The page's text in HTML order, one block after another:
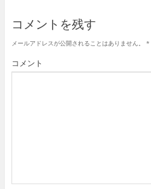
コメントを残す
メールアドレスが公開されることはありません。 *
コメント